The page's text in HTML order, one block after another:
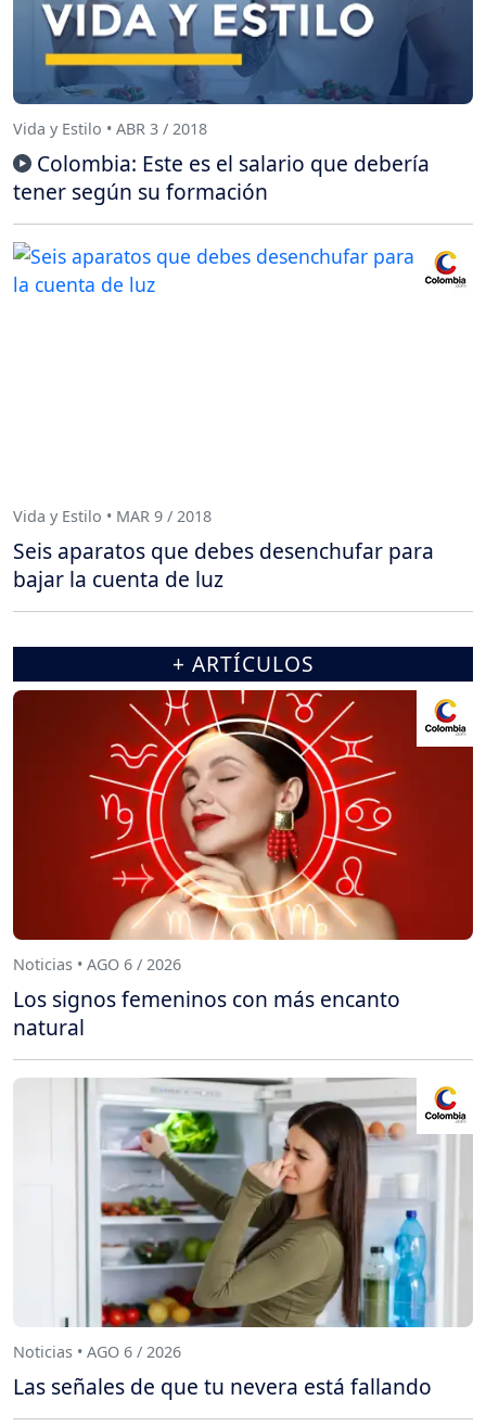
Vida y Estilo • ABR 3 / 2018
Colombia: Este es el salario que debería
tener según su formación
Vida y Estilo • MAR 9 / 2018
Seis aparatos que debes desenchufar para
bajar la cuenta de luz
+ ARTÍCULOS
Noticias • AGO 6 / 2026
Los signos femeninos con más encanto
natural
Noticias • AGO 6 / 2026
Las señales de que tu nevera está fallando